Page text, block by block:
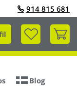
914 815 681
Mi
Blog